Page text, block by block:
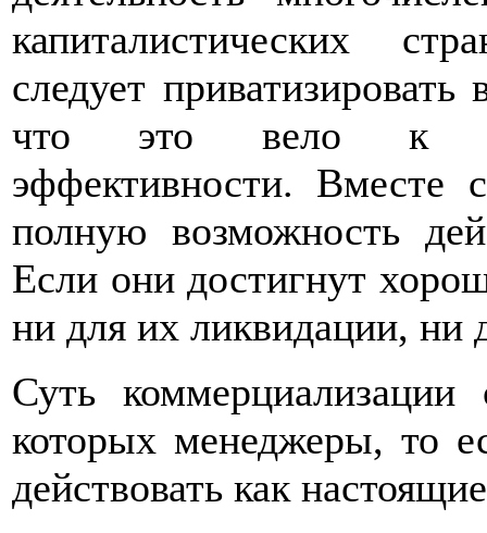
капиталистических
следует
что это вело к
эффективности. Вместе
полную возможность
Если они достигнут
ни для их ликвидации, ни
Суть
которых менеджеры, то
действовать как